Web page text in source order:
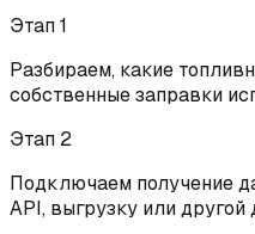
Этап1
Разбираем, какие
собственные заправки
Этап 2
Подключаем получение
API, выгрузку или другой